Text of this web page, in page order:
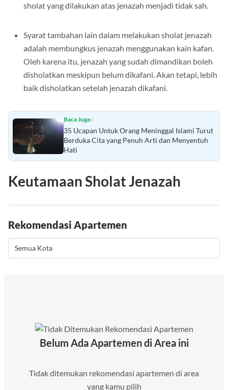
sholat yang dilakukan atas jenazah menjadi tidak sah.
Syarat tambahan lain dalam melakukan sholat jenazah
adalah membungkus jenazah menggunakan kain kafan.
Oleh karena itu, jenazah yang sudah dimandikan boleh
disholatkan meskipun belum dikafani. Akan tetapi, lebih
baik disholatkan setelah jenazah dikafani.
Baca Juga :
35 Ucapan Untuk Orang Meninggal Islami Turut
Berduka Cita yang Penuh Arti dan Menyentuh
Hati
Keutamaan Sholat Jenazah
Rekomendasi Apartemen
Belum Ada Apartemen di Area ini
Tidak ditemukan rekomendasi apartemen di area
yang kamu pilih